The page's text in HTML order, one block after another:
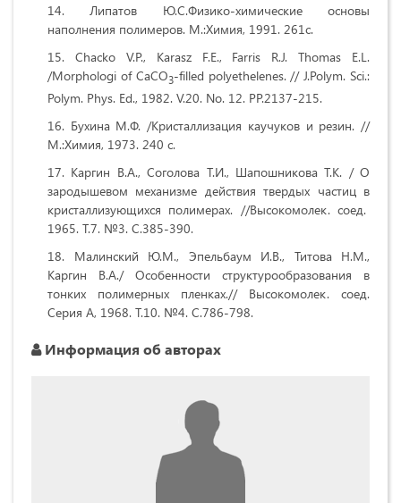
Липатов Ю.C.Физико-химические основы
наполнения полимеров. М.:Химия, 1991. 261с.
Chacko V.P., Karasz F.E., Farris R.J. Thomas E.L.
/Morphologi of CaCO3-filled polyethelenes. // J.Polym. Sci.:
Polym. Phys. Ed., 1982. V.20. No. 12. PP.2137-215.
Бухина М.Ф. /Кристаллизация каучуков и резин. //
М.:Химия, 1973. 240 с.
Каргин В.А., Соголова Т.И., Шапошникова Т.К. / О
зародышевом механизме действия твердых частиц в
кристаллизующихся полимерах. //Высокомолек. соед.
1965. Т.7. №3. С.385-390.
Малинский Ю.М., Эпельбаум И.В., Титова Н.М.,
Каргин В.А./ Особенности структурообразования в
тонких полимерных пленках.// Высокомолек. соед.
Серия А, 1968. Т.10. №4. С.786-798.
Информация об авторах